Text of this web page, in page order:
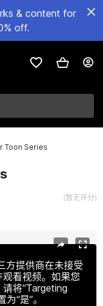
& content for
off.
Toon Series
(暂无评分)
方提供商在未接受
看视频。如果您
将“Targeting
“是”。